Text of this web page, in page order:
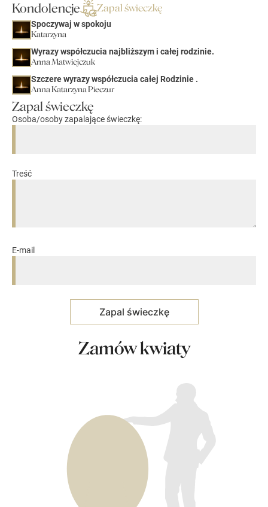
Kondolencje Zapal świeczkę
Spoczywaj w spokoju
Katarzyna
Wyrazy współczucia najbliższym i całej rodzinie.
Anna Matwiejczuk
Szczere wyrazy współczucia całej Rodzinie .
Anna Katarzyna Pieczur
Zapal świeczkę
Osoba/osoby zapalające świeczkę:
Treść
E-mail
Zamów kwiaty